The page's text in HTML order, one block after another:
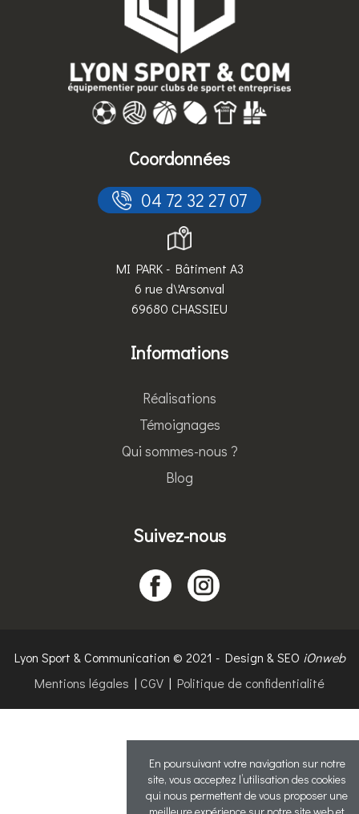
Coordonnées
04 72 32 27 07
MI PARK - Bâtiment A3
6 rue d\'Arsonval
69680 CHASSIEU
Informations
Réalisations
Témoignages
Qui sommes-nous ?
Blog
Suivez-nous
Lyon Sport & Communication © 2021 - Design & SEO iOnweb
Mentions légales | CGV | Politique de confidentialité
En poursuivant votre navigation sur notre
site, vous acceptez l’utilisation des cookies
qui nous permettent de vous proposer une